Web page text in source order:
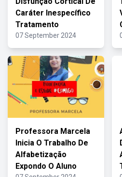
Caráter Inespecífico
Tratamento
07 September 2024
Professora Marcela
Inicia O Trabalho De
Alfabetização
Expondo O Aluno